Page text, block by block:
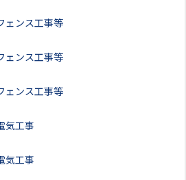
ェンス工事等
ェンス工事等
ェンス工事等
気工事
気工事